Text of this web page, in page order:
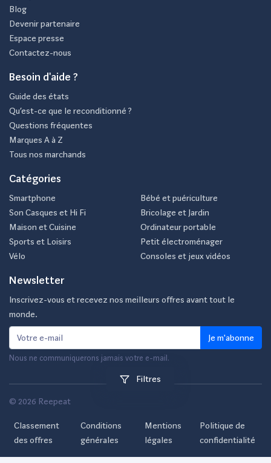
Filtres
Blog
Devenir partenaire
Espace presse
Contactez-nous
Besoin d'aide ?
Guide des états
Qu’est-ce que le reconditionné ?
Questions fréquentes
Marques A à Z
Tous nos marchands
Catégories
Smartphone
Son Casques et Hi Fi
Maison et Cuisine
Sports et Loisirs
Vélo
Bébé et puériculture
Bricolage et Jardin
Ordinateur portable
Petit électroménager
Consoles et jeux vidéos
Newsletter
Inscrivez-vous et recevez nos meilleurs offres avant tout le
monde.
Je m'abonne
Nous ne communiquerons jamais votre e-mail.
© 2026 Reepeat
Classement
des offres
Conditions
générales
Mentions
légales
Politique de
confidentialité